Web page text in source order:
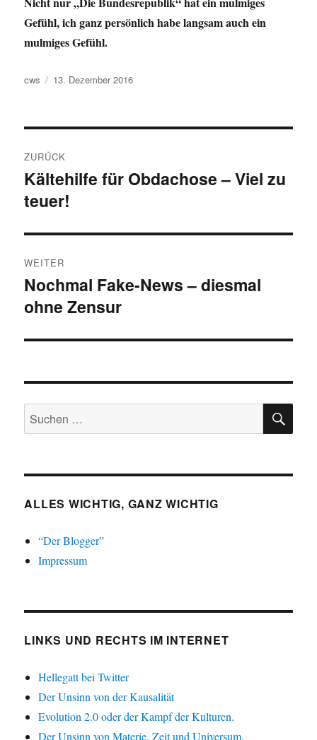
Gefühl, ich ganz persönlich habe langsam auch ein
mulmiges Gefühl.
Autor
cws
Veröffentlicht
13. Dezember 2016
ZURÜCK
Vorheriger
Beitrag:
Kältehilfe für Obdachose – Viel zu
teuer!
WEITER
Nächster
Beitrag:
Nochmal Fake-News – diesmal
ohne Zensur
Suchen
nach:
ALLES WICHTIG, GANZ WICHTIG
“Der Blogger”
Impressum
LINKS UND RECHTS IM INTERNET
Hellegatt bei Twitter
Der Unsinn von der Kausalität
Evolution 2.0 oder der Kampf der Kulturen.
Der Unsinn von Materie, Zeit und Universum.